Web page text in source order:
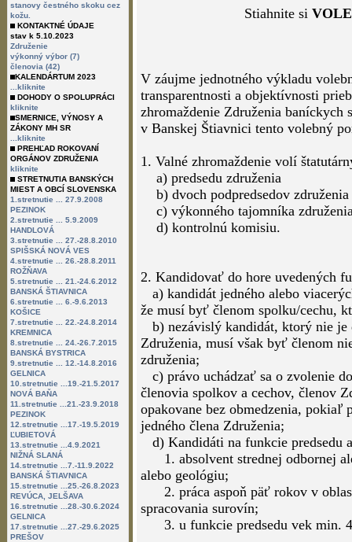
stanovy čestného skoku cez
kožu.
KONTAKTNÉ ÚDAJE
stav k 5.10.2023
Združenie
výkonný výbor (7)
členovia (42)
KALENDÁRTUM 2023
...kliknite
DOHODY O SPOLUPRÁCI
kliknite
SMERNICE, VÝNOSY A
ZÁKONY MH SR
...kliknite
PREHĽAD ROKOVANÍ
ORGÁNOV ZDRUŽENIA
kliknite
STRETNUTIA BANSKÝCH
MIEST A OBCÍ SLOVENSKA
1.stretnutie ... 27.9.2008
PEZINOK
2.stretnutie ... 5.9.2009
HANDLOVÁ
3.stretnutie ... 27.-28.8.2010
SPIŠSKÁ NOVÁ VES
4.stretnutie ... 26.-28.8.2011
ROŽŇAVA
5.stretnutie ... 21.-24.6.2012
BANSKÁ ŠTIAVNICA
6.stretnutie ... 6.-9.6.2013
KOŠICE
7.stretnutie ... 22.-24.8.2014
KREMNICA
8.stretnutie ... 24.-26.7.2015
BANSKÁ BYSTRICA
9.stretnutie ... 12.-14.8.2016
GELNICA
10.stretnutie ...19.-21.5.2017
NOVÁ BAŇA
11.stretnutie ...21.-23.9.2018
PEZINOK
12.stretnutie ...17.-19.5.2019
ĽUBIETOVÁ
13.stretnutie ...4.9.2021
NIŽNÁ SLANÁ
14.stretnutie ...7.-11.9.2022
BANSKÁ ŠTIAVNICA
15.stretnutie ...25.-26.8.2023
REVÚCA, JELŠAVA
16.stretnutie ...28.-30.6.2024
GELNICA
17.stretnutie ...27.-29.6.2025
PREŠOV
Stiahnite si
V záujme jednotného výkladu
transparentnosti a objektívnosti
zhromaždenie Združenia baníckych
v Banskej Štiavnici tento volebný
1. Valné zhromaždenie volí
a) predsedu združenia
b) dvoch podpredsedov združenia
c) výkonného tajomníka
d) kontrolnú komisiu.
2. Kandidovať do hore uvedených
a) kandidát jedného alebo
že musí byť členom spolku/cechu,
b) nezávislý kandidát, ktorý nie je
Združenia, musí však byť členom
združenia;
c) právo uchádzať sa o zvolenie
členovia spolkov a cechov, členov
opakovane bez obmedzenia, pokiaľ
jedného člena Združenia;
d) Kandidáti na funkcie predsedu
1. absolvent strednej odbornej
alebo geológiu;
2. práca aspoň päť rokov v
spracovania surovín;
3. u funkcie predsedu vek min.